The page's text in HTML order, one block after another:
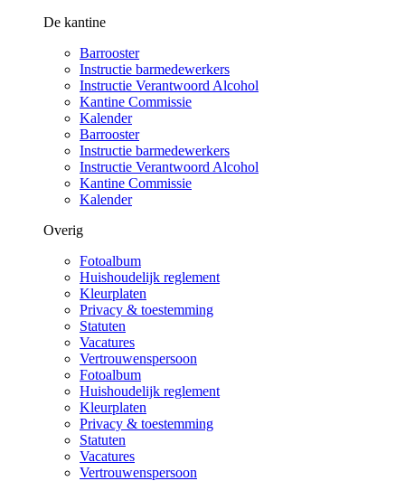
De kantine
Barrooster
Instructie barmedewerkers
Instructie Verantwoord Alcohol
Kantine Commissie
Kalender
Barrooster
Instructie barmedewerkers
Instructie Verantwoord Alcohol
Kantine Commissie
Kalender
Overig
Fotoalbum
Huishoudelijk reglement
Kleurplaten
Privacy & toestemming
Statuten
Vacatures
Vertrouwenspersoon
Fotoalbum
Huishoudelijk reglement
Kleurplaten
Privacy & toestemming
Statuten
Vacatures
Vertrouwenspersoon